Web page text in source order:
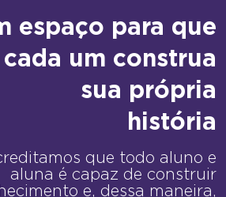
espaço para que
cada um construa
sua própria
história
que todo aluno e
aluna é capaz de construir
e, dessa maneira,